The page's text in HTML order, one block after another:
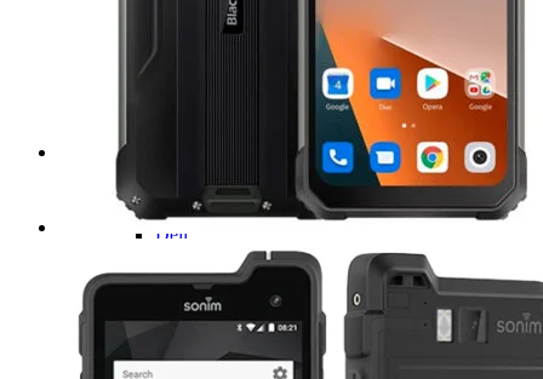
Computadoras de uso rudo
Emdoor
Dell
Microsoft Surface
Reacondicionados
PANELES
Ecom